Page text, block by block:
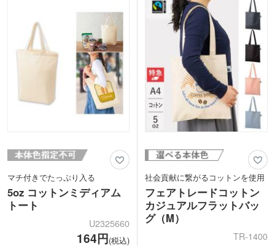
ランドイメージの向上や広告効果も期待
できます。
ランドイメージの向上や広告効果も期待
できます。展示会やセミナー、学校説明
会での資料配布にいかがでしょうか。
マチ付きでたっぷり入る
5oz コットンミディアム
トート
U2325660
164円(税込)
社会貢献に繋がるコットンを使用
フェアトレードコットン
カジュアルフラットバッ
グ（M）
TR-1400